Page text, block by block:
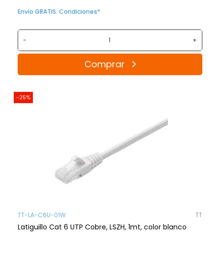
Envío GRATIS. Condiciones*
- +
Comprar
-25%
TT-LA-C6U-01W TT
Latiguillo Cat 6 UTP Cobre, LSZH, 1mt, color blanco